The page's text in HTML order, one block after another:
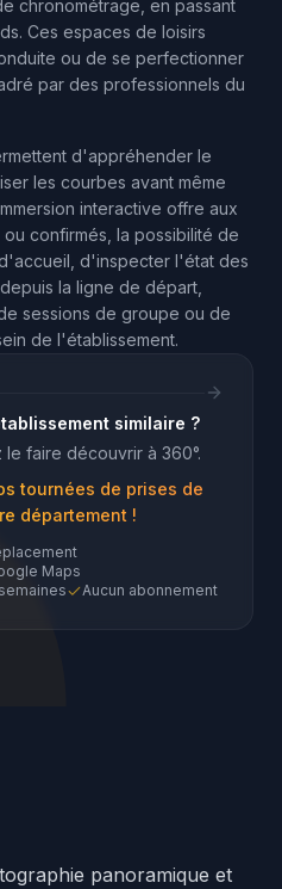
chronométrage, en passant
Ces espaces de loisirs
ou de se perfectionner
par des professionnels du
d'appréhender le
les courbes avant même
interactive offre aux
confirmés, la possibilité de
d'inspecter l'état des
la ligne de départ,
sessions de groupe ou de
de l'établissement.
similaire ?
le faire découvrir à 360°.
tournées de prises de
département !
Maps
Aucun abonnement
panoramique et